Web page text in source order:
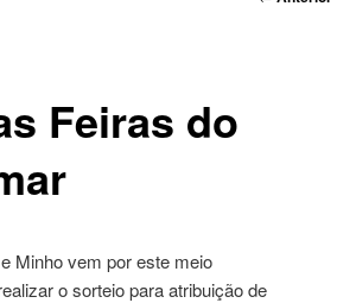
Feiras do
Minho vem por este meio
o sorteio para atribuição de